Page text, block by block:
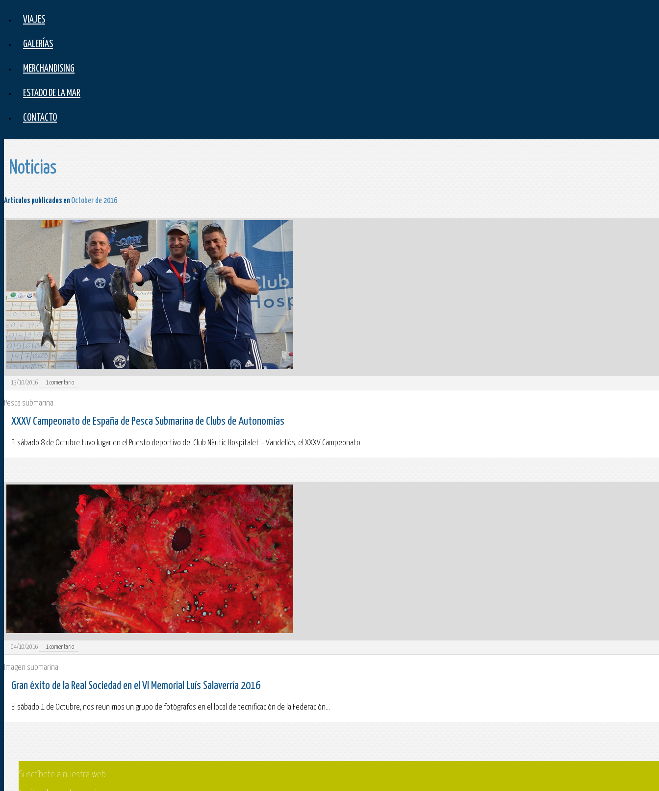
VIAJES
GALERÍAS
MERCHANDISING
ESTADO DE LA MAR
CONTACTO
Noticias
Artículos publicados en October de 2016
13/10/2016 1comentario
Pesca submarina
XXXV Campeonato de España de Pesca Submarina de Clubs de Autonomías
El sábado 8 de Octubre tuvo lugar en el Puesto deportivo del Club Nàutic Hospitalet – Vandellòs, el XXXV Campeonato...
04/10/2016 1comentario
Imagen submarina
Gran éxito de la Real Sociedad en el VI Memorial Luís Salaverría 2016
El sábado 1 de Octubre, nos reunimos un grupo de fotógrafos en el local de tecnificación de la Federación...
Suscríbete a nuestra web